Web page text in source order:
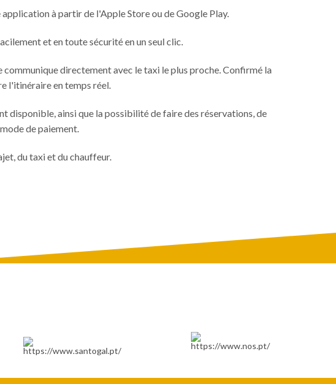
à partir de l'Apple Store ou de Google Play.
et en toute sécurité en un seul clic.
directement avec le taxi le plus proche. Confirmé la
l'itinéraire en temps réel.
disponible, ainsi que la possibilité de faire des réservations, de
de paiement.
du taxi et du chauffeur.